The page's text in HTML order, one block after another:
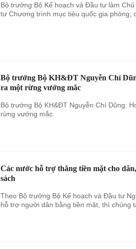
Bộ trưởng Bộ Kế hoạch và Đầu tư làm
tư Chương trình mục tiêu quốc gia phòng,
Bộ trưởng Bộ KH&ĐT Nguyễn Chí
ra một rừng vướng mắc
Bộ trưởng Bộ KH&ĐT Nguyễn Chí Dũng:
rừng vướng mắc
Các nước hỗ trợ thẳng tiền mặt cho
sách
Theo Bộ trưởng Bộ Kế hoạch và Đầu tư
hỗ trợ người dân bằng tiền mặt, thì chúng